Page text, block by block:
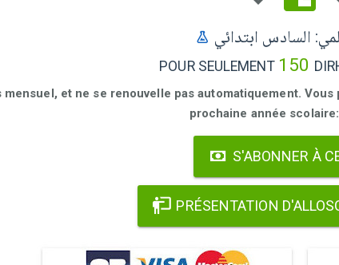
السادس ابتدائي
POUR SEULEMENT 150
et ne se renouvelle pas automatiquement.
prochaine année
S'ABONNER À
PRÉSENTATION